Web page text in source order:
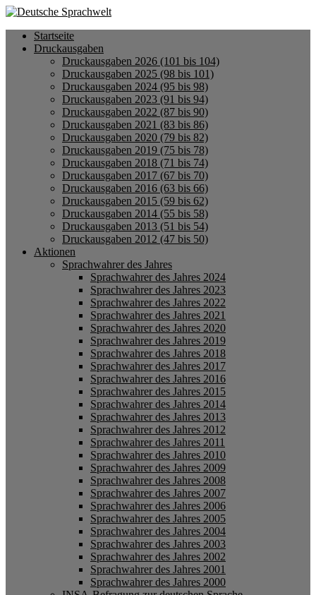
Startseite
Druckausgaben
Druckausgaben 2026 (101 bis 104)
Druckausgaben 2025 (98 bis 101)
Druckausgaben 2024 (95 bis 98)
Druckausgaben 2023 (91 bis 94)
Druckausgaben 2022 (87 bis 90)
Druckausgaben 2021 (83 bis 86)
Druckausgaben 2020 (79 bis 82)
Druckausgaben 2019 (75 bis 78)
Druckausgaben 2018 (71 bis 74)
Druckausgaben 2017 (67 bis 70)
Druckausgaben 2016 (63 bis 66)
Druckausgaben 2015 (59 bis 62)
Druckausgaben 2014 (55 bis 58)
Druckausgaben 2013 (51 bis 54)
Druckausgaben 2012 (47 bis 50)
Aktionen
Sprachwahrer des Jahres
Sprachwahrer des Jahres 2024
Sprachwahrer des Jahres 2023
Sprachwahrer des Jahres 2022
Sprachwahrer des Jahres 2021
Sprachwahrer des Jahres 2020
Sprachwahrer des Jahres 2019
Sprachwahrer des Jahres 2018
Sprachwahrer des Jahres 2017
Sprachwahrer des Jahres 2016
Sprachwahrer des Jahres 2015
Sprachwahrer des Jahres 2014
Sprachwahrer des Jahres 2013
Sprachwahrer des Jahres 2012
Sprachwahrer des Jahres 2011
Sprachwahrer des Jahres 2010
Sprachwahrer des Jahres 2009
Sprachwahrer des Jahres 2008
Sprachwahrer des Jahres 2007
Sprachwahrer des Jahres 2006
Sprachwahrer des Jahres 2005
Sprachwahrer des Jahres 2004
Sprachwahrer des Jahres 2003
Sprachwahrer des Jahres 2002
Sprachwahrer des Jahres 2001
Sprachwahrer des Jahres 2000